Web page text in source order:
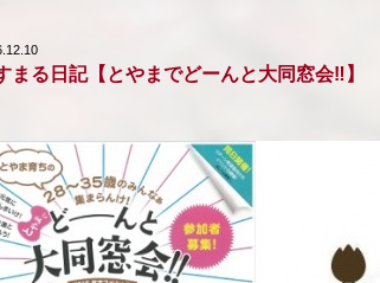
まる日記【とやまでどーんと大同窓会‼】